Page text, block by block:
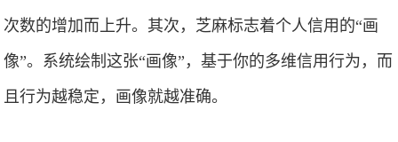
次数的增加而上升。其次，芝麻标志着个人信用的“画
像”。系统绘制这张“画像”，基于你的多维信用行为，而
且行为越稳定，画像就越准确。